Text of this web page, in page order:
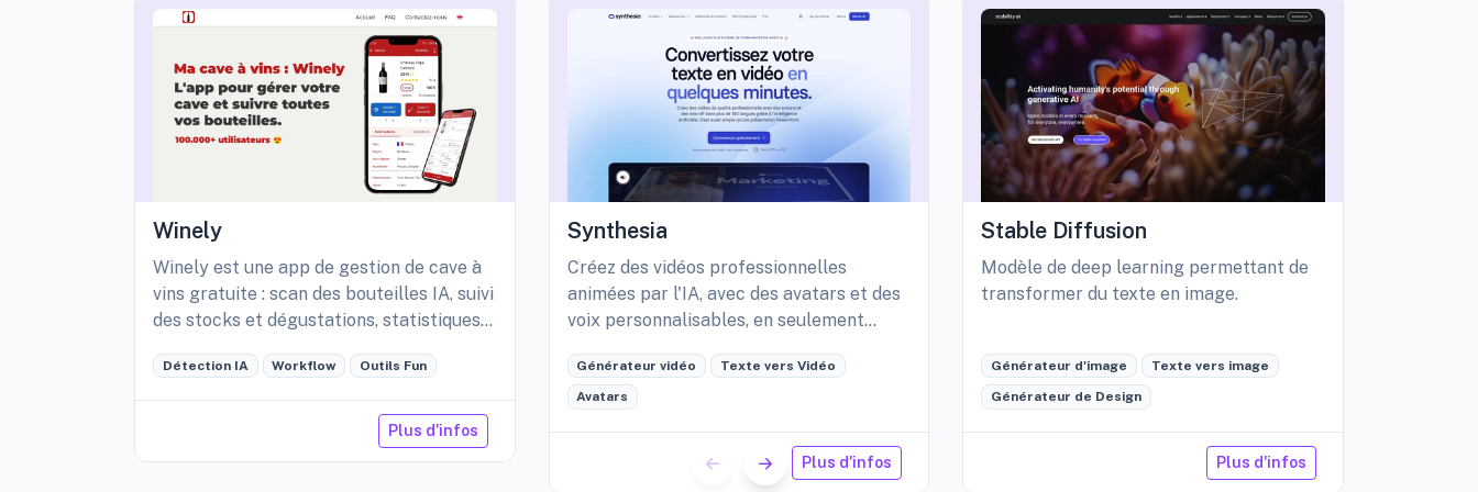
Winely
Winely est une app de gestion de cave à
vins gratuite : scan des bouteilles IA, suivi
des stocks et dégustations, statistiques
Détection IA Workflow Outils Fun
Plus d'infos
Synthesia
Créez des vidéos professionnelles
animées par l'IA, avec des avatars et des
voix personnalisables, en seulement
Générateur vidéo Texte vers Vidéo
Avatars
Plus d'infos
Stable Diffusion
Modèle de deep learning permettant de
transformer du texte en image.
Générateur d'image Texte vers image
Générateur de Design
Plus d'infos